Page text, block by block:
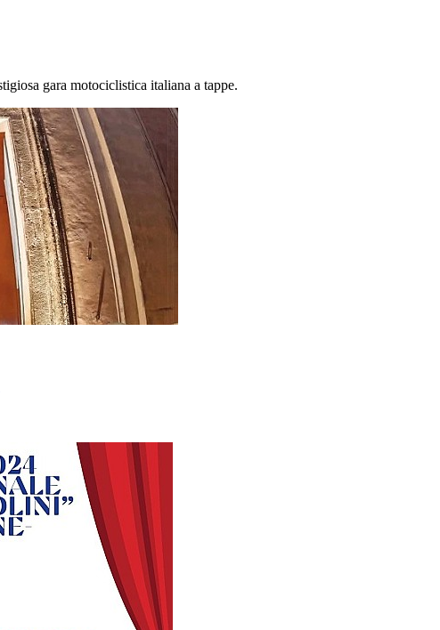
gara motociclistica italiana a tappe.